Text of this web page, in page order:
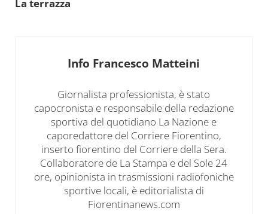
La terrazza
Info Francesco Matteini
Giornalista professionista, è stato
capocronista e responsabile della redazione
sportiva del quotidiano La Nazione e
caporedattore del Corriere Fiorentino,
inserto fiorentino del Corriere della Sera.
Collaboratore de La Stampa e del Sole 24
ore, opinionista in trasmissioni radiofoniche
sportive locali, è editorialista di
Fiorentinanews.com